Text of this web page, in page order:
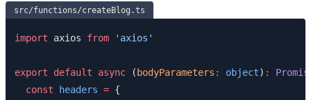
src/functions/createBlog.ts
import axios from 'axios'
export default async (bodyParameters : object) :
  const
headers = {